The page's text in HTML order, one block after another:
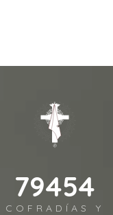
94589
COFRADÍAS Y